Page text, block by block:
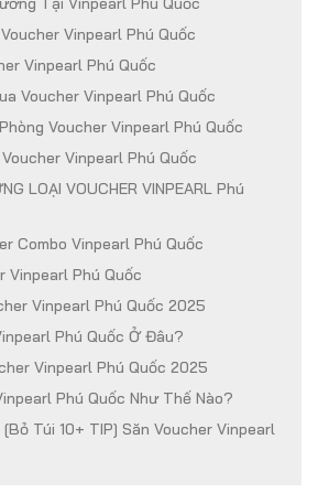
Vinpearl Phú Quốc
Vinpearl Phú Quốc
Voucher Vinpearl Phú Quốc
Voucher Vinpearl Phú Quốc
Vinpearl Phú Quốc
LOẠI VOUCHER VINPEARL Phú
Combo Vinpearl Phú Quốc
Vinpearl Phú Quốc
Vinpearl Phú Quốc 2025
Phú Quốc Ở Đâu?
Vinpearl Phú Quốc 2025
Phú Quốc Như Thế Nào?
Túi 10+ TIP] Săn Voucher Vinpearl